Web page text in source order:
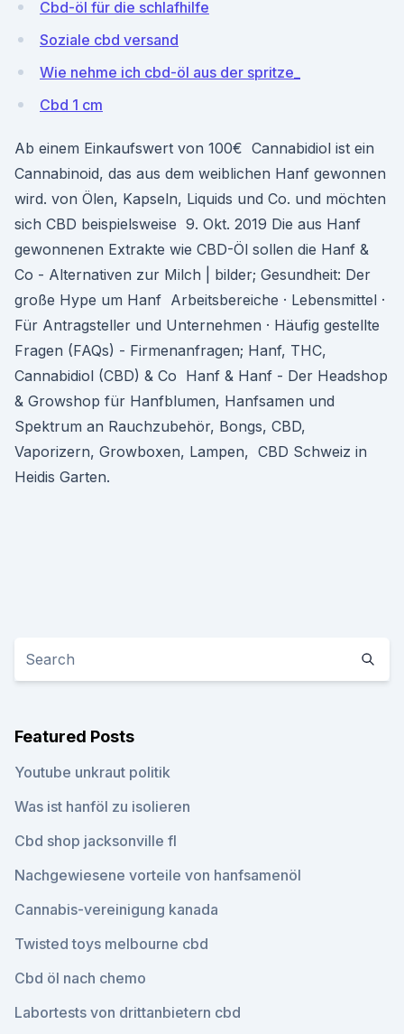
Cbd-öl für die schlafhilfe
Soziale cbd versand
Wie nehme ich cbd-öl aus der spritze_
Cbd 1 cm
Ab einem Einkaufswert von 100€ Cannabidiol ist ein
Cannabinoid, das aus dem weiblichen Hanf gewonnen
wird. von Ölen, Kapseln, Liquids und Co. und möchten
sich CBD beispielsweise 9. Okt. 2019 Die aus Hanf
gewonnenen Extrakte wie CBD-Öl sollen die Hanf &
Co - Alternativen zur Milch | bilder; Gesundheit: Der
große Hype um Hanf Arbeitsbereiche · Lebensmittel ·
Für Antragsteller und Unternehmen · Häufig gestellte
Fragen (FAQs) - Firmenanfragen; Hanf, THC,
Cannabidiol (CBD) & Co Hanf & Hanf - Der Headshop
& Growshop für Hanfblumen, Hanfsamen und
Spektrum an Rauchzubehör, Bongs, CBD,
Vaporizern, Growboxen, Lampen, CBD Schweiz in
Heidis Garten.
Featured Posts
Youtube unkraut politik
Was ist hanföl zu isolieren
Cbd shop jacksonville fl
Nachgewiesene vorteile von hanfsamenöl
Cannabis-vereinigung kanada
Twisted toys melbourne cbd
Cbd öl nach chemo
Labortests von drittanbietern cbd